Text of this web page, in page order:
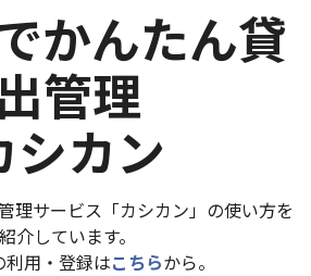
かんたん貸
出管理
シカン
理サービス「カシカン」の使い方を
紹介しています。
利用・登録はこちらから。